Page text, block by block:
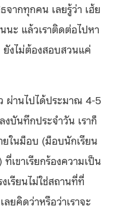
จากทุกคน เลยรู้ว่า เฮ้ย
นะ แล้วเราติดต่อไปหา
ยังไม่ต้องสอบสวนแค่
ผ่านไปได้ประมาณ 4-5
บันทึกประจำวัน เราก็
ในม็อบ (ม็อบนักเรียน
เขาเรียกร้องความเป็น
เรียนไม่ใช่สถานที่ที่
ยคิดว่าหรือว่าเราจะ